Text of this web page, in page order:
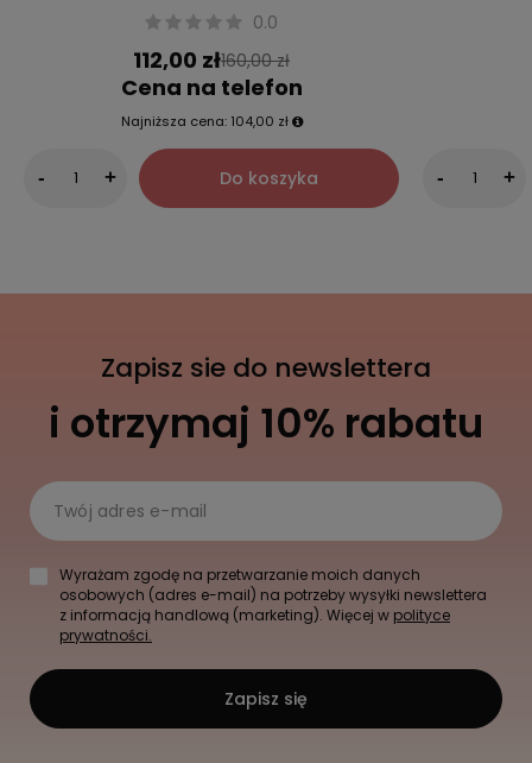
0.0
112,00 zł160,00 zł
Cena na telefon
Najniższa cena: 104,00 zł
- + Do koszyka - +
Zapisz sie do newslettera
i otrzymaj 10% rabatu
Twój adres e-mail
Wyrażam zgodę na przetwarzanie moich danych
osobowych (adres e-mail) na potrzeby wysyłki newslettera
z informacją handlową (marketing). Więcej w polityce
prywatności.
Zapisz się